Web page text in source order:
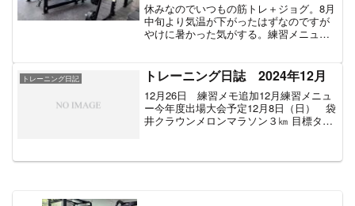
休みなのでいつもの筋トレ＋ジョグ。8月
中旬より気温が下がったはずなのですが
やけに暑かった気がする。練習メニュー
1 1（回）ベンチプレス 60kg ...
トレーニング日記 トレーニング日誌 2024年12月
12月26日 練習メモ追加12月練習メニュ
ー今年度出場大会予定12月8日（日） 袋
井クラウンメロンマラソン３㎞ 目標タイ
12分59秒2025年 4月6日 焼...